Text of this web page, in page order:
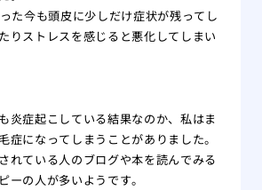
た今も頭皮に少しだけ症状が残ってし
りストレスを感じると悪化してしまい
炎症起こしている結果なのか、私はま
症になってしまうことがありました。
れている人のブログや本を読んでみる
ーの人が多いようです。